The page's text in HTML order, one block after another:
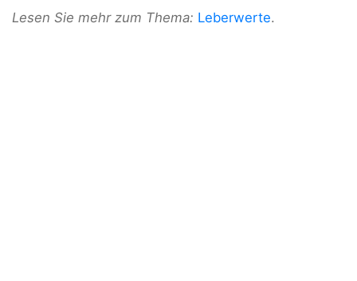
Lesen Sie mehr zum Thema: Leberwerte.